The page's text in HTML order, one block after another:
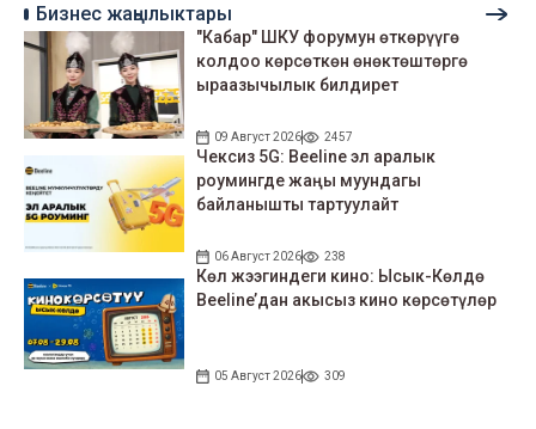
Бизнес жаңылыктары
"Кабар" ШКУ форумун өткөрүүгө
колдоо көрсөткөн өнөктөштөргө
ыраазычылык билдирет
09 Август 2026 2457
Чексиз 5G: Beeline эл аралык
роумингде жаңы муундагы
байланышты тартуулайт
06 Август 2026 238
Көл жээгиндеги кино: Ысык-Көлдө
Beeline’дан акысыз кино көрсөтүлөр
05 Август 2026 309